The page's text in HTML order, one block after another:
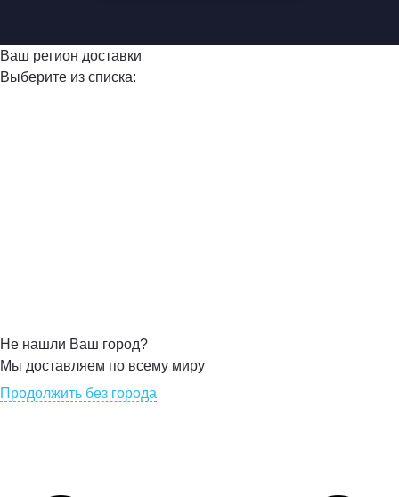
Ваш регион доставки
Выберите из списка:
Не нашли Ваш город?
Мы доставляем по всему миру
Продолжить без города